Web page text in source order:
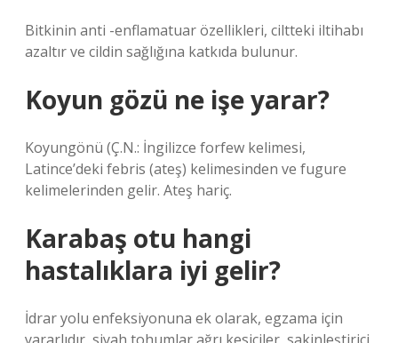
Bitkinin anti -enflamatuar özellikleri, ciltteki iltihabı
azaltır ve cildin sağlığına katkıda bulunur.
Koyun gözü ne işe yarar?
Koyungönü (Ç.N.: İngilizce forfew kelimesi,
Latince’deki febris (ateş) kelimesinden ve fugure
kelimelerinden gelir. Ateş hariç.
Karabaş otu hangi
hastalıklara iyi gelir?
İdrar yolu enfeksiyonuna ek olarak, egzama için